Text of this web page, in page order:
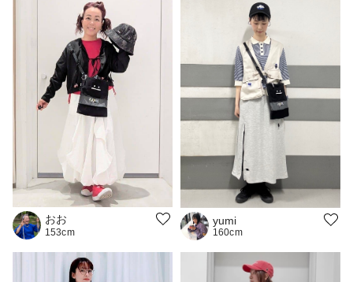
おお
153cm
yumi
160cm